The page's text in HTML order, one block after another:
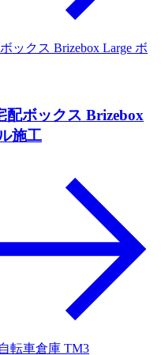
配ボックス Brizebox
施工